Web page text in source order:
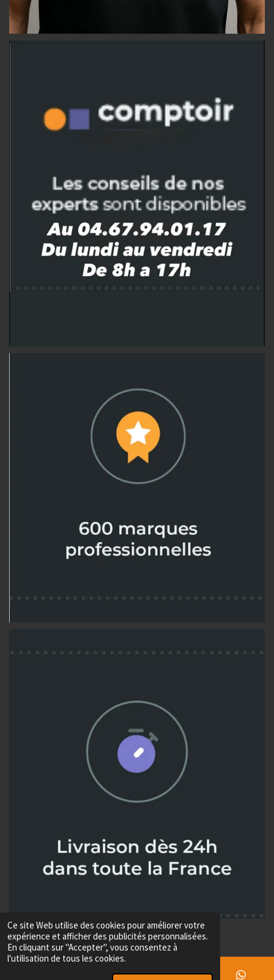
Ce site Web utilise des cookies pour améliorer votre
expérience et afficher des publicités personnalisées.
En cliquant sur "Accepter", vous consentez à
l'utilisation de tous les cookies.
© 2024 - 2026 Metaux diffusion
Propulsé parWebador